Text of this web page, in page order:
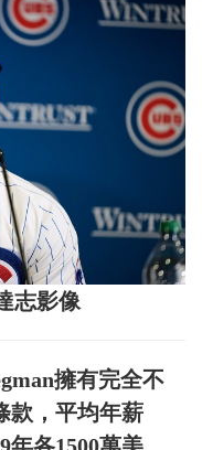
志影像
擁有完全不
款，平均年薪